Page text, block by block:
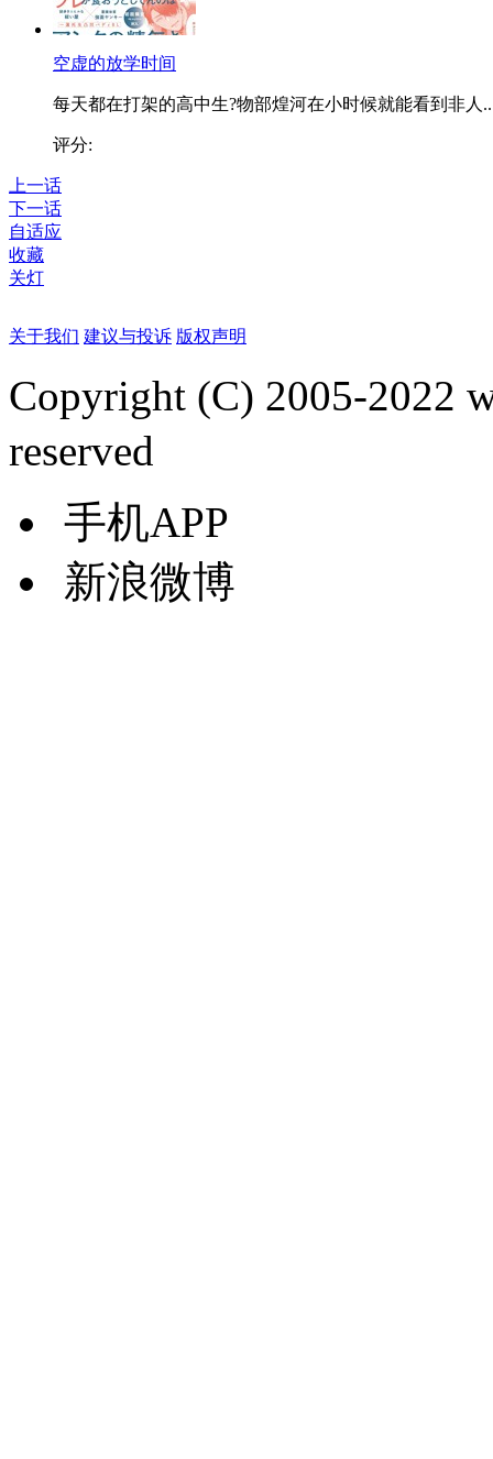
空虚的放学时间
每天都在打架的高中生?物部煌河在小时候就能看到非人
评分:
上一话
下一话
自适应
收藏
关灯
关于我们 建议与投诉 版权声明
Copyright (C) 2005-2022
reserved
手机APP
新浪微博